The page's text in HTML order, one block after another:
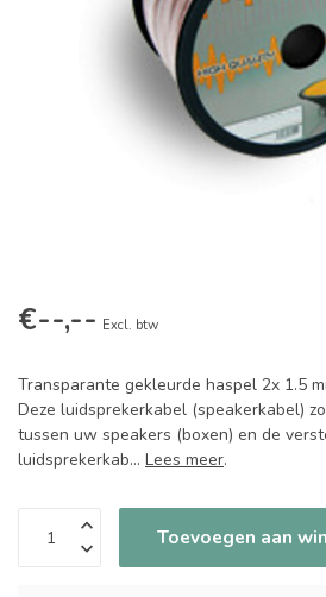
€--,-- Excl. btw
Transparante gekleurde haspel 2x 1.5
Deze luidsprekerkabel (speakerkabel)
tussen uw speakers (boxen) en de
luidsprekerkab... Lees meer.
Toevoegen aan